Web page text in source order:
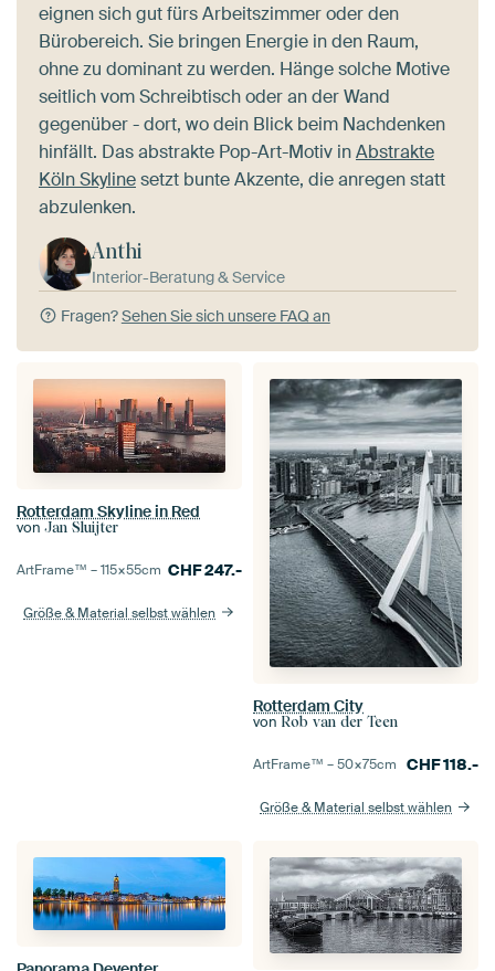
eignen sich gut fürs Arbeitszimmer oder den
Bürobereich. Sie bringen Energie in den Raum,
ohne zu dominant zu werden. Hänge solche Motive
seitlich vom Schreibtisch oder an der Wand
gegenüber - dort, wo dein Blick beim Nachdenken
hinfällt. Das abstrakte Pop-Art-Motiv inAbstrakte
Köln Skylinesetzt bunte Akzente, die anregen statt
abzulenken.
Anthi
Interior-Beratung & Service
Fragen?Sehen Sie sich unsere FAQ an
Rotterdam Skyline in Red
von Jan Sluijter
ArtFrame™ –115×55cm CHF247.-
Größe & Material selbst wählen
Rotterdam City
von Rob van der Teen
ArtFrame™ –50×75cm CHF118.-
Größe & Material selbst wählen